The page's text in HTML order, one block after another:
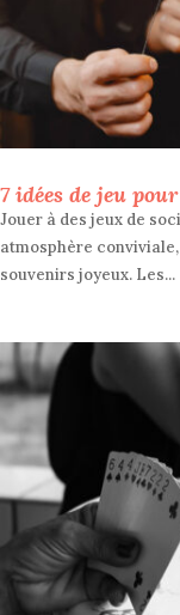
7 idées de jeu
Jouer à des jeux de
atmosphère
souvenirs joyeux. Les...